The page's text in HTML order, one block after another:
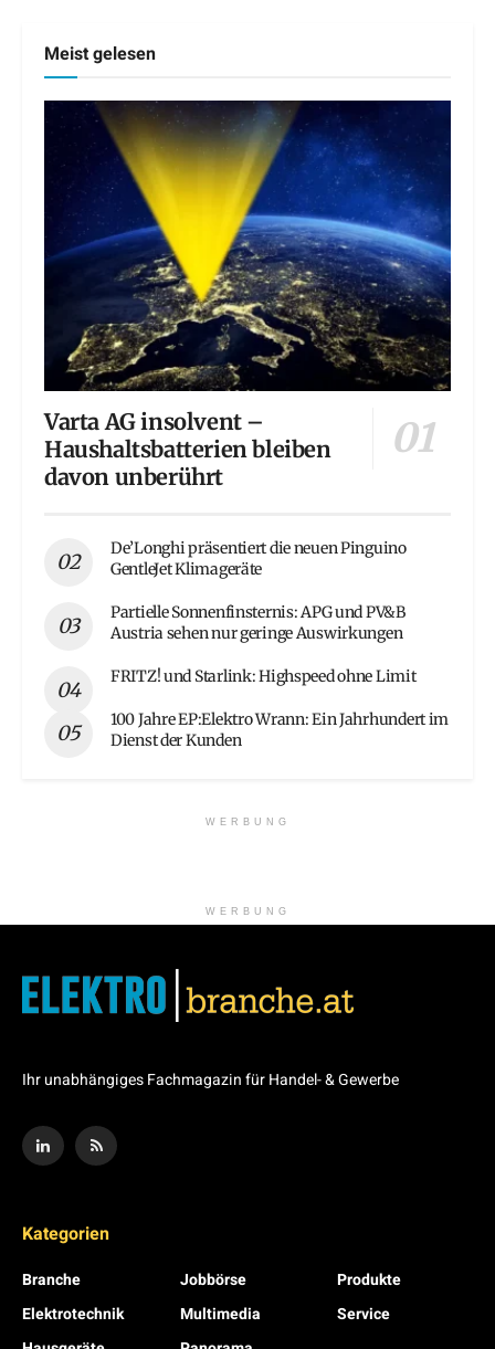
Meist gelesen
Varta AG insolvent –
Haushaltsbatterien bleiben
davon unberührt
De’Longhi präsentiert die neuen Pinguino
GentleJet Klimageräte
Partielle Sonnenfinsternis: APG und PV&B
Austria sehen nur geringe Auswirkungen
FRITZ! und Starlink: Highspeed ohne Limit
100 Jahre EP:Elektro Wrann: Ein Jahrhundert im
Dienst der Kunden
WERBUNG
WERBUNG
Ihr unabhängiges Fachmagazin für Handel- & Gewerbe
Kategorien
Branche
Elektrotechnik
Jobbörse
Multimedia
Produkte
Service